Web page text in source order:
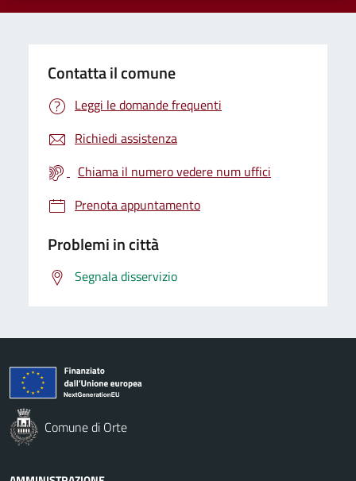
Contatta il comune
Leggi le domande frequenti
Richiedi assistenza
Chiama il numero vedere num uffici
Prenota appuntamento
Problemi in città
Segnala disservizio
Comune di Orte